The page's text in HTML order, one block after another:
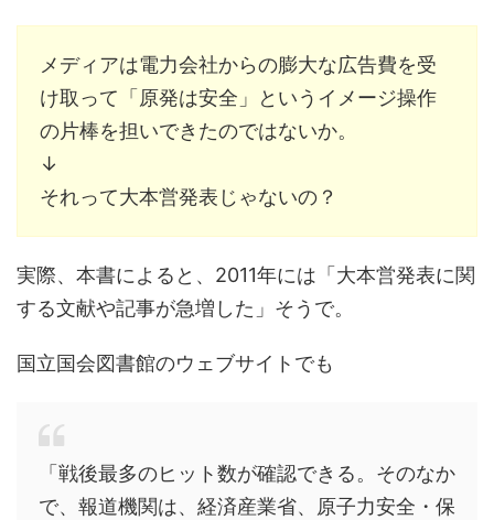
メディアは電力会社からの膨大な広告費を受
け取って「原発は安全」というイメージ操作
の片棒を担いできたのではないか。
↓
それって大本営発表じゃないの？
実際、本書によると、2011年には「大本営発表に関
する文献や記事が急増した」そうで。
国立国会図書館のウェブサイトでも
「戦後最多のヒット数が確認できる。そのなか
で、報道機関は、経済産業省、原子力安全・保